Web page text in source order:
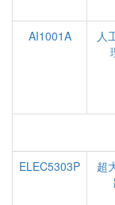
AI1001A
人
ELEC5303P
超